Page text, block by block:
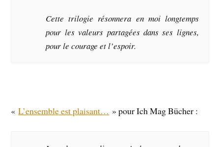
Cette trilogie résonnera en moi longtemps
pour les valeurs partagées dans ses lignes,
pour le courage et l’espoir.
«L’ensemble est plaisant… » pour Ich Mag Bücher :